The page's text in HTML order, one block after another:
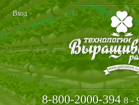
8-800-2000-3948 -
Вход